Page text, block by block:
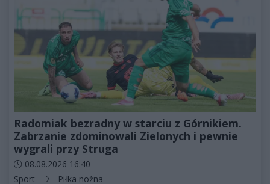
Radomiak bezradny w starciu z Górnikiem.
Zabrzanie zdominowali Zielonych i pewnie
wygrali przy Struga
Data dodania artykułu:
08.08.2026 16:40
Kategorie artykułu:
Sport Piłka nożna